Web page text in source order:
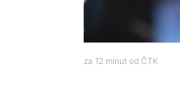
za 12 minut od ČTK